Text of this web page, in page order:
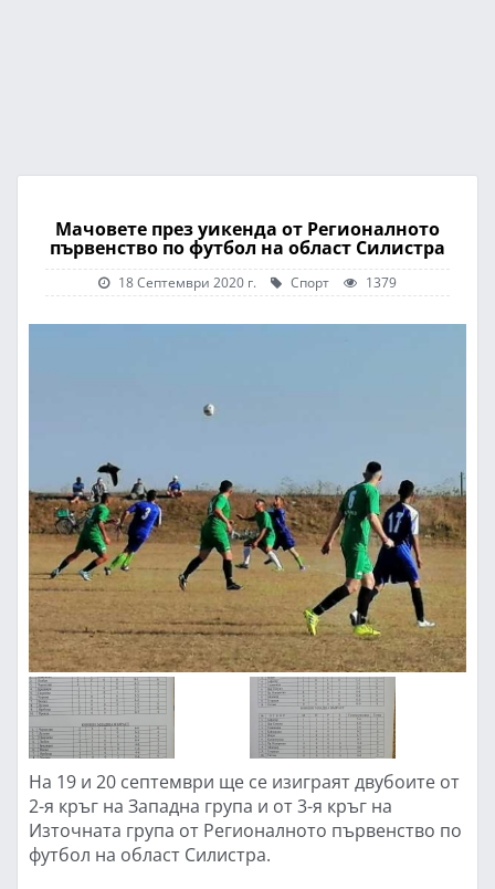
Мачовете през уикенда от Регионалното
първенство по футбол на област Силистра
18 Септември 2020 г. Спорт 1379
На 19 и 20 септември ще се изиграят двубоите от
2-я кръг на Западна група и от 3-я кръг на
Източната група от Регионалното първенство по
футбол на област Силистра.